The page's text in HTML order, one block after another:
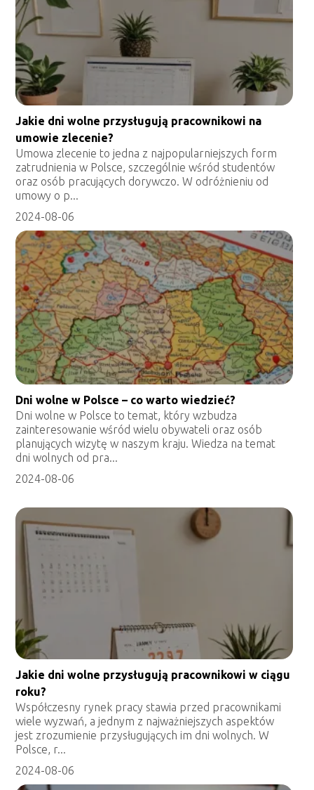
Jakie dni wolne przysługują pracownikowi na
umowie zlecenie?
Umowa zlecenie to jedna z najpopularniejszych form
zatrudnienia w Polsce, szczególnie wśród studentów
oraz osób pracujących dorywczo. W odróżnieniu od
umowy o p...
2024-08-06
Dni wolne w Polsce – co warto wiedzieć?
Dni wolne w Polsce to temat, który wzbudza
zainteresowanie wśród wielu obywateli oraz osób
planujących wizytę w naszym kraju. Wiedza na temat
dni wolnych od pra...
2024-08-06
Jakie dni wolne przysługują pracownikowi w ciągu
roku?
Współczesny rynek pracy stawia przed pracownikami
wiele wyzwań, a jednym z najważniejszych aspektów
jest zrozumienie przysługujących im dni wolnych. W
Polsce, r...
2024-08-06